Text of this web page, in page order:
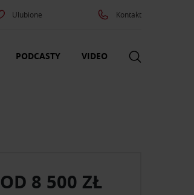
Ulubione Kontakt
PODCASTY VIDEO
OD 8 500 ZŁ